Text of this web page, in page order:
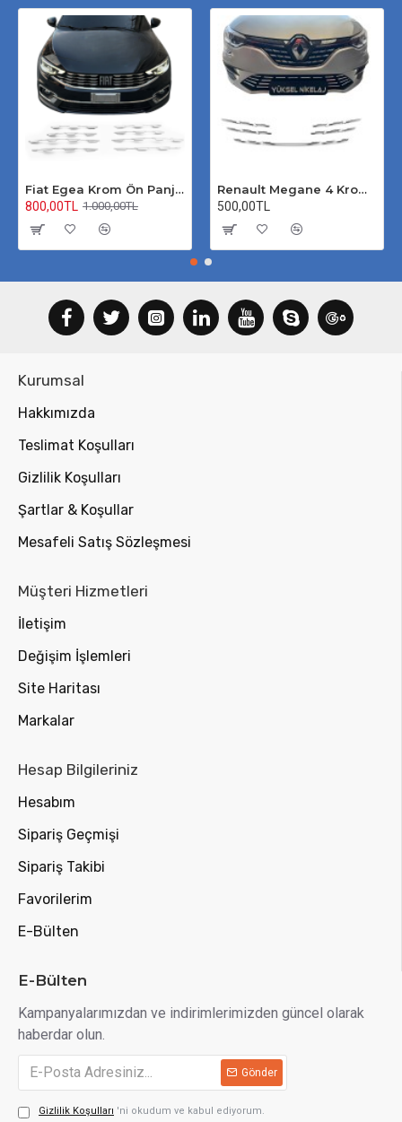
Fiat Egea Krom Ön Panjur 2020 Üzeri Uyumlu
800,00TL 1.000,00TL
Renault Megane 4 Krom Ön Panjur 2020 Üzeri
500,00TL
Kurumsal
Hakkımızda
Teslimat Koşulları
Gizlilik Koşulları
Şartlar & Koşullar
Mesafeli Satış Sözleşmesi
Müşteri Hizmetleri
İletişim
Değişim İşlemleri
Site Haritası
Markalar
Hesap Bilgileriniz
Hesabım
Sipariş Geçmişi
Sipariş Takibi
Favorilerim
E-Bülten
E-Bülten
Kampanyalarımızdan ve indirimlerimizden güncel olarak
haberdar olun.
Gönder
Gizlilik Koşulları 'ni okudum ve kabul ediyorum.